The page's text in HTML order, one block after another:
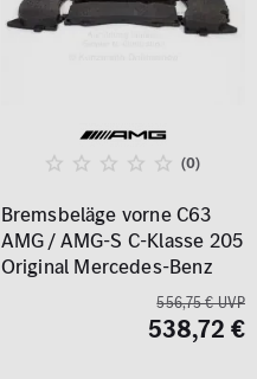
(0)
Bremsbeläge vorne C63
AMG / AMG-S C-Klasse 205
Original Mercedes-Benz
556,75 € UVP
538,72 €